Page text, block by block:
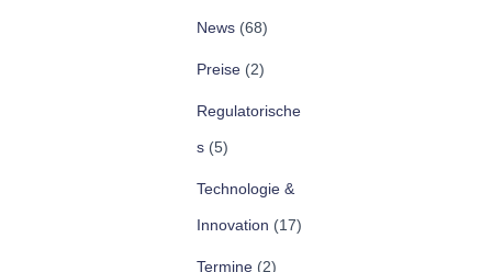
News (68)
Preise (2)
Regulatorische
s (5)
Technologie &
Innovation (17)
Termine (2)